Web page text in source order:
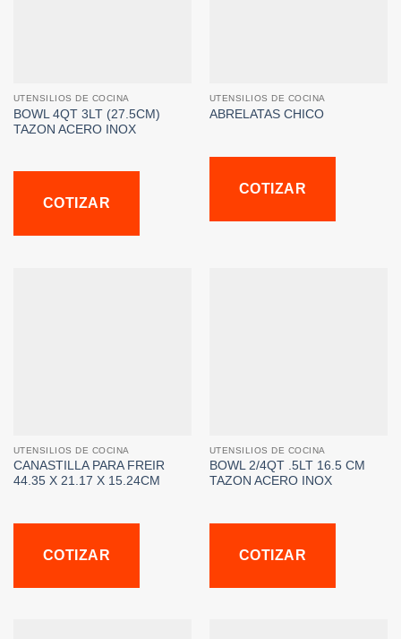
UTENSILIOS DE COCINA
BOWL 4QT 3LT (27.5CM)
TAZON ACERO INOX
COTIZAR
UTENSILIOS DE COCINA
ABRELATAS CHICO
COTIZAR
UTENSILIOS DE COCINA
CANASTILLA PARA FREIR
44.35 X 21.17 X 15.24CM
COTIZAR
UTENSILIOS DE COCINA
BOWL 2/4QT .5LT 16.5 CM
TAZON ACERO INOX
COTIZAR